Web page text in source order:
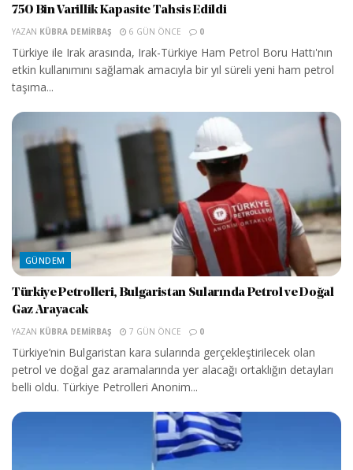
750 Bin Varillik Kapasite Tahsis Edildi
YAZAN KÜBRA DEMIRBAŞ 6 GÜN ÖNCE 0
Türkiye ile Irak arasında, Irak-Türkiye Ham Petrol Boru Hattı'nın
etkin kullanımını sağlamak amacıyla bir yıl süreli yeni ham petrol
taşıma...
GÜNDEM
Türkiye Petrolleri, Bulgaristan Sularında Petrol ve Doğal
Gaz Arayacak
YAZAN KÜBRA DEMIRBAŞ 7 GÜN ÖNCE 0
Türkiye’nin Bulgaristan kara sularında gerçekleştirilecek olan
petrol ve doğal gaz aramalarında yer alacağı ortaklığın detayları
belli oldu. Türkiye Petrolleri Anonim...